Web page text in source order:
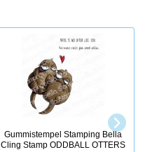
Gummistempel Stamping Bella
Cling Stamp ODDBALL OTTERS